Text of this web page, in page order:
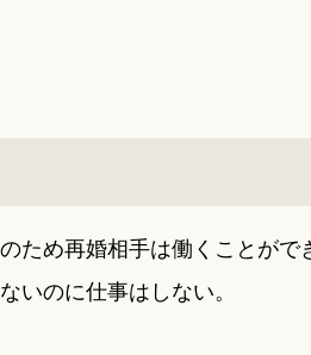
ため再婚相手は働くことがで
いのに仕事はしない。